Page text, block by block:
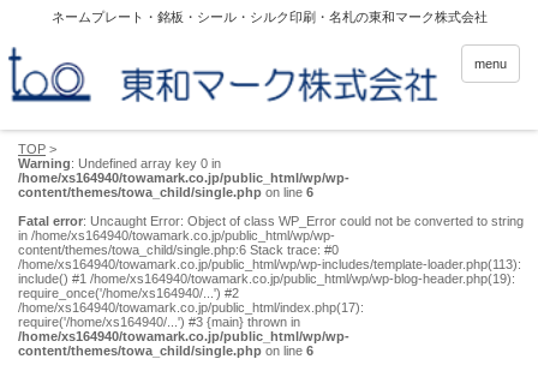
ネームプレート・銘板・シール・シルク印刷・名札の東和マーク株式会社
menu
TOP >
Warning: Undefined array key 0 in
/home/xs164940/towamark.co.jp/public_html/wp/wp-
content/themes/towa_child/single.php on line 6
Fatal error: Uncaught Error: Object of class WP_Error could not be converted to string
in /home/xs164940/towamark.co.jp/public_html/wp/wp-
content/themes/towa_child/single.php:6 Stack trace: #0
/home/xs164940/towamark.co.jp/public_html/wp/wp-includes/template-loader.php(113):
include() #1 /home/xs164940/towamark.co.jp/public_html/wp/wp-blog-header.php(19):
require_once('/home/xs164940/...') #2
/home/xs164940/towamark.co.jp/public_html/index.php(17):
require('/home/xs164940/...') #3 {main} thrown in
/home/xs164940/towamark.co.jp/public_html/wp/wp-
content/themes/towa_child/single.php on line 6